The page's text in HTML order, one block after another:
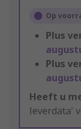
Op
Plus
Plus
Heeft u
leverdata'